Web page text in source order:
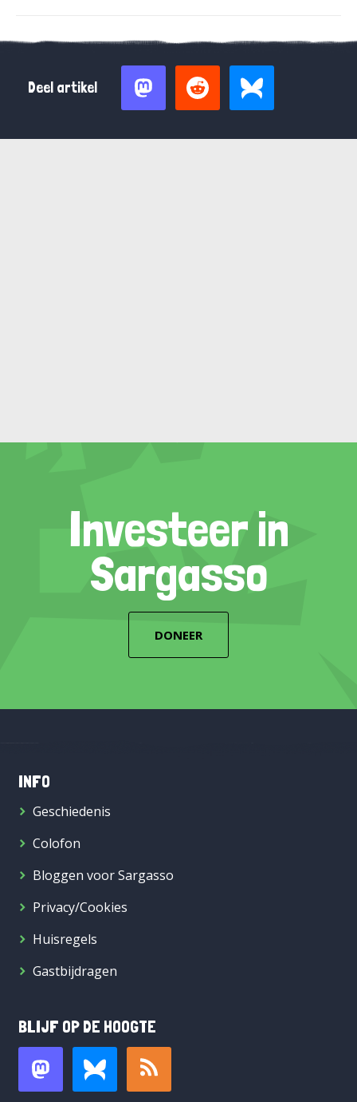
Deel artikel
Investeer in
Sargasso
DONEER
INFO
Geschiedenis
Colofon
Bloggen voor Sargasso
Privacy/Cookies
Huisregels
Gastbijdragen
BLIJF OP DE HOOGTE